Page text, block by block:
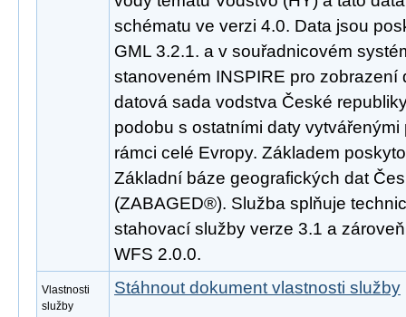
schématu ve verzi 4.0. Data jsou
GML 3.2.1. a v souřadnicovém
stanoveném INSPIRE pro zobrazení
datová sada vodstva České
podobu s ostatními daty vytvářenými
rámci celé Evropy. Základem
Základní báze geografických dat
(ZABAGED®). Služba splňuje
stahovací služby verze 3.1 a
WFS 2.0.0.
Vlastnosti
služby
Stáhnout dokument vlastnosti služby